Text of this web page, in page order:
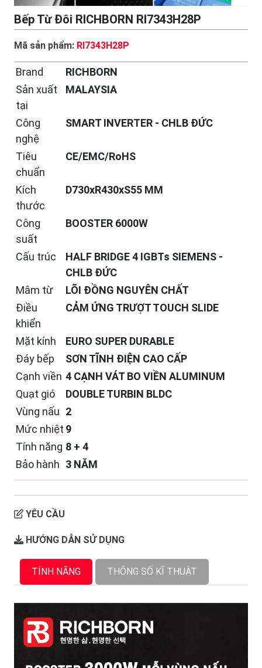
Bếp Từ Đôi RICHBORN RI7343H28P
Mã sản phẩm: RI7343H28P
Brand
RICHBORN
Sản xuất
tại
MALAYSIA
Công
nghệ
SMART INVERTER - CHLB ĐỨC
Tiêu
chuẩn
CE/EMC/RoHS
Kích
thước
D730xR430xS55 MM
Công
suất
BOOSTER 6000W
Cấu trúc
HALF BRIDGE 4 IGBTs SIEMENS -
CHLB ĐỨC
Mâm từ
LÕI ĐỒNG NGUYÊN CHẤT
Điều
khiển
CẢM ỨNG TRƯỢT TOUCH SLIDE
Mặt kính
EURO SUPER DURABLE
Đáy bếp
SƠN TĨNH ĐIỆN CAO CẤP
Cạnh viền 4 CẠNH VÁT BO VIỀN ALUMINUM
Quạt gió
DOUBLE TURBIN BLDC
Vùng nấu 2
Mức nhiệt 9
Tính năng 8 + 4
Bảo hành 3 NĂM
YÊU CẦU
HƯỚNG DẪN SỬ DỤNG
TÍNH NĂNG THÔNG SỐ KĨ THUẬT